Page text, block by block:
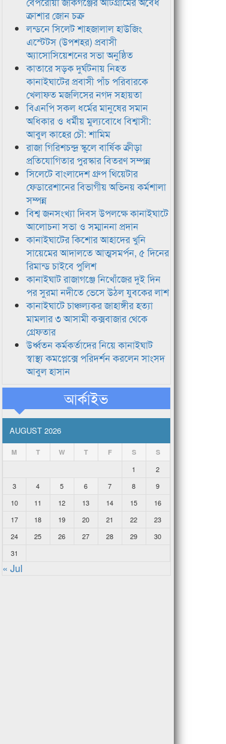
ক্রাশার জোন চক্র
লন্ডনে সিলেট শাহজালাল হাউজিং
এস্টেটস (উপশহর) প্রবাসী
অ্যাসোসিয়েশনের সভা অনুষ্ঠিত
কাতারে সড়ক দুর্ঘটনায় নিহত
কানাইঘাটের প্রবাসী পাঁচ পরিবারকে
খেলাফত মজলিসের নগদ সহায়তা
বিএনপি সকল ধর্মের মানুষের সমান
অধিকার ও ধর্মীয় মুল্যবোধে বিশ্বাসী:
আবুল কাহের চৌ: শামিম
রাজা গিরিশচন্দ্র স্কুলে বার্ষিক ক্রীড়া
প্রতিযোগিতার পুরস্কার বিতরণ সম্পন্ন
সিলেটে বাংলাদেশ গ্রুপ থিয়েটার
ফেডারেশানের বিভাগীয় অভিনয় কর্মশালা
সম্পন্ন
বিশ্ব জনসংখ্যা দিবস উপলক্ষে কানাইঘাটে
আলোচনা সভা ও সম্মাননা প্রদান
কানাইঘাটের কিশোর আহাদের খুনি
সায়েমের আদালতে আত্মসমর্পন, ৫ দিনের
রিমান্ড চাইবে পুলিশ
কানাইঘাট রাজাগঞ্জে নিখোঁজের দুই দিন
পর সুরমা নদীতে ভেসে উঠল যুবকের লাশ
কানাইঘাটে চাঞ্চল্যকর জাহাঙ্গীর হত্যা
মামলার ৩ আসামী কক্সবাজার থেকে
গ্রেফতার
উর্ধ্বতন কর্মকর্তাদের নিয়ে কানাইঘাট
স্বাস্থ্য কমপ্লেক্সে পরিদর্শন করলেন সাংসদ
আবুল হাসান
আর্কাইভ
AUGUST 2026
M T W T F S S
1
2
3
4 5 6 7 8
9
10
11 12 13 14 15
16
17
18 19 20 21 22
23
24
25 26 27 28 29
30
31
« Jul